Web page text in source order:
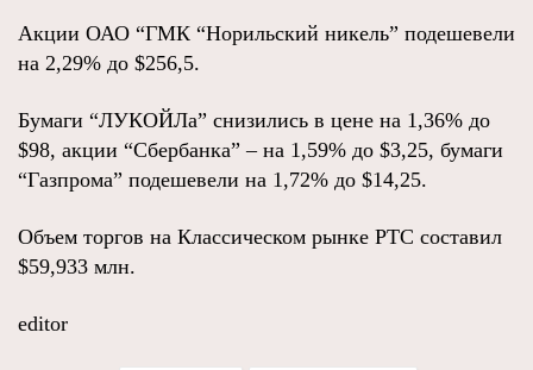
Акции ОАО “ГМК “Норильский никель” подешевели
на 2,29% до $256,5.
Бумаги “ЛУКОЙЛа” снизились в цене на 1,36% до
$98, акции “Сбербанка” – на 1,59% до $3,25, бумаги
“Газпрома” подешевели на 1,72% до $14,25.
Объем торгов на Классическом рынке РТС составил
$59,933 млн.
editor